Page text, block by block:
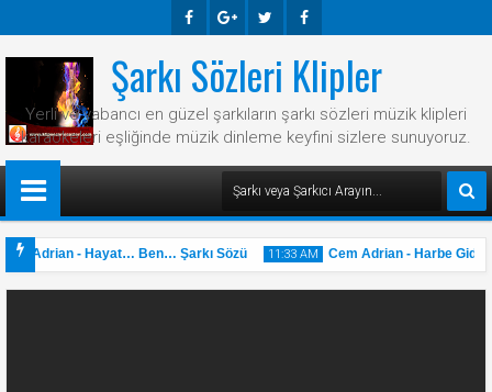
Ook E-
Plus
R Ook
Şarkı Sözleri Klipler
Yerli ve yabancı en güzel şarkıların şarkı sözleri müzik klipleri
karaokeleri eşliğinde müzik dinleme keyfini sizlere sunuyoruz.
Adrian - Hayat… Ben… Şarkı Sözü 11:33 AM Cem Adrian - Harbe Giden